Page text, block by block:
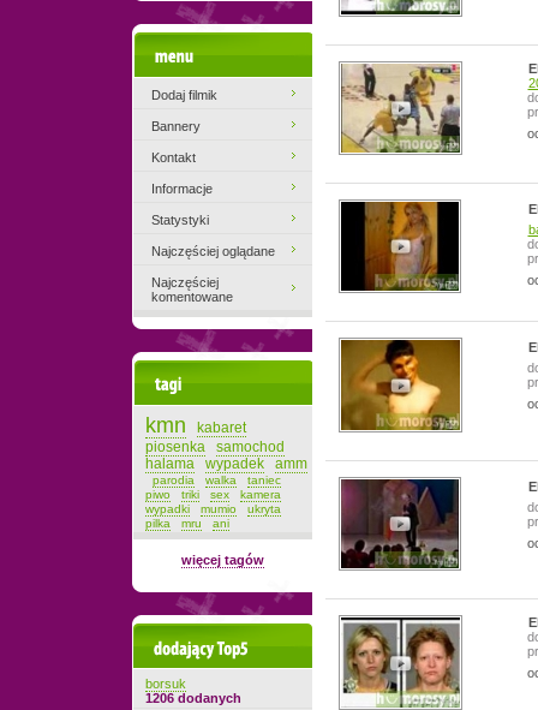
Dodaj filmik
Bannery
Kontakt
Informacje
Statystyki
Najczęściej oglądane
Najczęściej
komentowane
kmn
kabaret
piosenka
samochod
halama
wypadek amm
parodia walka
taniec
piwo
triki sex
kamera
wypadki
mumio
ukryta
pilka
mru ani
więcej tagów
Dodający top-5
borsuk
1206 dodanych